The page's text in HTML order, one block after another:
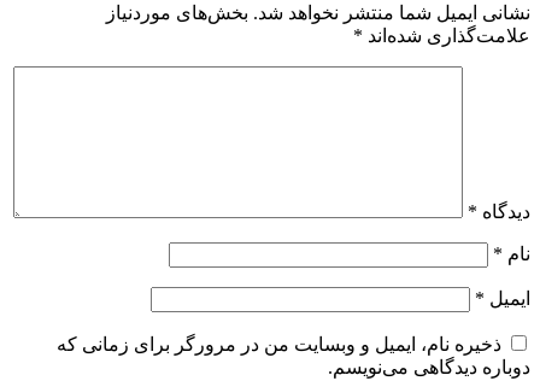
نشانی ایمیل شما منتشر نخواهد شد. بخش‌های موردنیاز
علامت‌گذاری شده‌اند *
دیدگاه *
نام *
ایمیل *
ذخیره نام، ایمیل و وبسایت من در مرورگر برای زمانی که
دوباره دیدگاهی می‌نویسم.